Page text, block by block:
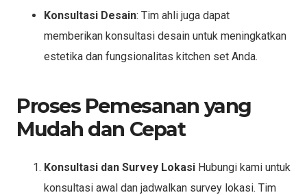
Konsultasi Desain: Tim ahli juga dapat
memberikan konsultasi desain untuk meningkatkan
estetika dan fungsionalitas kitchen set Anda.
Proses Pemesanan yang
Mudah dan Cepat
Konsultasi dan Survey Lokasi Hubungi kami untuk
konsultasi awal dan jadwalkan survey lokasi. Tim